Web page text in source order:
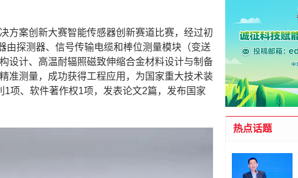
案创新大赛智能传感器创新赛道比赛，经过初
由探测器、信号传输电缆和棒位测量模块（变送
设计、高温耐辐照磁致伸缩合金材料设计与制备
准测量，成功获得工程应用，为国家重大技术装
项、软件著作权1项，发表论文2篇，发布国家
热点话题